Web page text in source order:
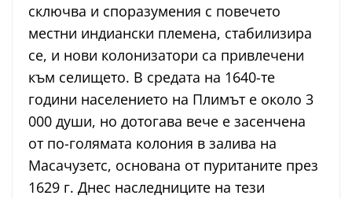
сключва и споразумения с повечето
местни индиански племена, стабилизира
се, и нови колонизатори са привлечени
към селището. В средата на 1640-те
години населението на Плимът е около 3
000 души, но дотогава вече е засенчена
от по-голямата колония в залива на
Масачузетс, основана от пуританите през
1629 г. Днес наследниците на тези